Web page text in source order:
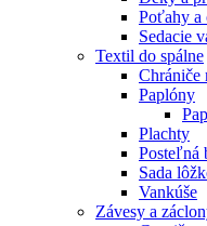
Poťahy a
Sedacie
Textil do spálne
Chrániče
Paplóny
Plachty
Posteľná
Sada
Vankúše
Závesy a